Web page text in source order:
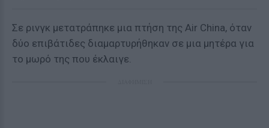
Σε ρινγκ μετατράπηκε μια πτήση της Air China, όταν
δύο επιβάτιδες διαμαρτυρήθηκαν σε μια μητέρα για
το μωρό της που έκλαιγε.